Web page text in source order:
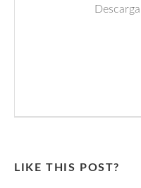
LIKE THIS POST?